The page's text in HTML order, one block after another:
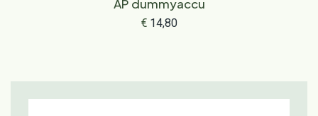
AP dummyaccu
€14,80